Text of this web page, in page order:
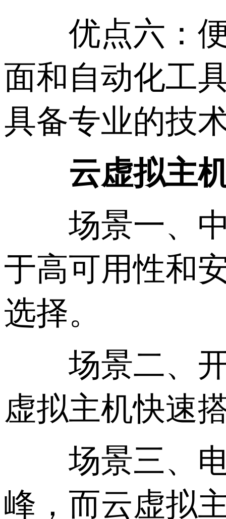
优点六：便
面和自动化工
具备专业的技
云虚拟主
场景一、中
于高可用性和
选择。
场景二、开
虚拟主机快速
场景三、电
峰，而云虚拟